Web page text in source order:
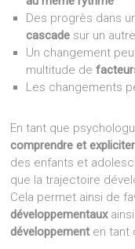
Des progrès dans
cascade sur un
Un changement
multitude de
Les changements
En tant que
comprendre et
des enfants et
que la trajectoire
Cela permet ainsi de
développementaux
développement en tant